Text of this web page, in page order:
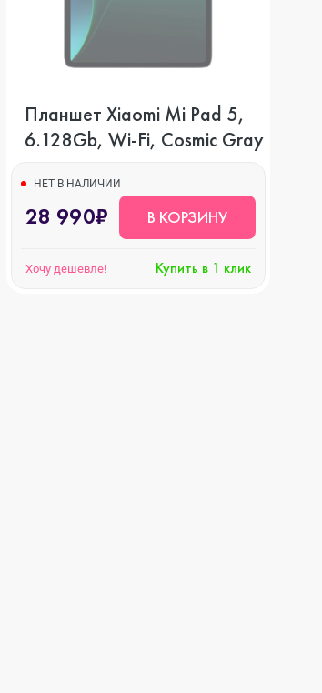
Планшет Xiaomi Mi Pad 5,
6.128Gb, Wi-Fi, Cosmic Gray
НЕТ В НАЛИЧИИ
28 990₽ В КОРЗИНУ
Хочу дешевле! Купить в 1 клик